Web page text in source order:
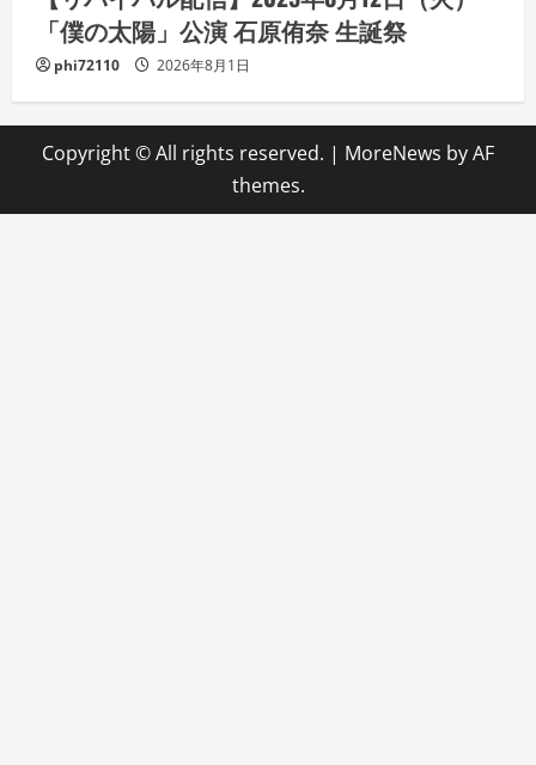
「僕の太陽」公演 石原侑奈 生誕祭
phi72110 2026年8月1日
Copyright © All rights reserved. | MoreNews by AF
themes.